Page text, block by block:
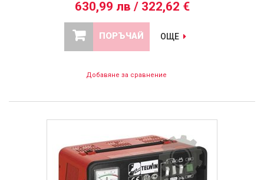
630,99 лв / 322,62 €
ПОРЪЧАЙ ОЩЕ
Добавяне за сравнение